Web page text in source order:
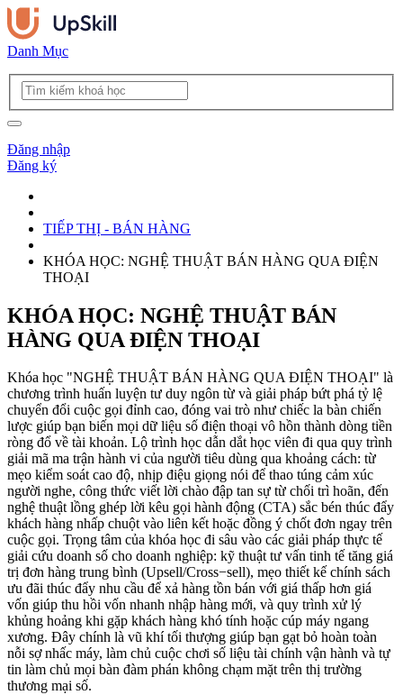
Danh Mục
Đăng nhập
Đăng ký
TIẾP THỊ - BÁN HÀNG
KHÓA HỌC: NGHỆ THUẬT BÁN HÀNG QUA ĐIỆN
THOẠI
KHÓA HỌC: NGHỆ THUẬT BÁN
HÀNG QUA ĐIỆN THOẠI
Khóa học "NGHỆ THUẬT BÁN HÀNG QUA ĐIỆN THOẠI" là
chương trình huấn luyện tư duy ngôn từ và giải pháp bứt phá tỷ lệ
chuyển đổi cuộc gọi đỉnh cao, đóng vai trò như chiếc la bàn chiến
lược giúp bạn biến mọi dữ liệu số điện thoại vô hồn thành dòng tiền
ròng đổ về tài khoản. Lộ trình học dẫn dắt học viên đi qua quy trình
giải mã ma trận hành vi của người tiêu dùng qua khoảng cách: từ
mẹo kiểm soát cao độ, nhịp điệu giọng nói để thao túng cảm xúc
người nghe, công thức viết lời chào đập tan sự từ chối trì hoãn, đến
nghệ thuật lồng ghép lời kêu gọi hành động (CTA) sắc bén thúc đẩy
khách hàng nhấp chuột vào liên kết hoặc đồng ý chốt đơn ngay trên
cuộc gọi. Trọng tâm của khóa học đi sâu vào các giải pháp thực tế
giải cứu doanh số cho doanh nghiệp: kỹ thuật tư vấn tinh tế tăng giá
trị đơn hàng trung bình (Upsell/Cross−sell), mẹo thiết kế chính sách
ưu đãi thúc đẩy nhu cầu để xả hàng tồn bán với giá thấp hơn giá
vốn giúp thu hồi vốn nhanh nhập hàng mới, và quy trình xử lý
khủng hoảng khi gặp khách hàng khó tính hoặc cúp máy ngang
xương. Đây chính là vũ khí tối thượng giúp bạn gạt bỏ hoàn toàn
nỗi sợ nhấc máy, làm chủ cuộc chơi số liệu tài chính vận hành và tự
tin làm chủ mọi bàn đàm phán không chạm mặt trên thị trường
thương mại số.